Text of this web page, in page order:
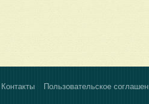
Контакты Пользовательское